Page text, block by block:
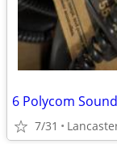
6 Polycom
7/31